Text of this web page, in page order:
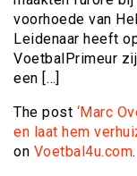
voorhoede van
Leidenaar heeft
VoetbalPrimeur
een […]
The post ‘Marc
en laat hem
on Voetbal4u.com.